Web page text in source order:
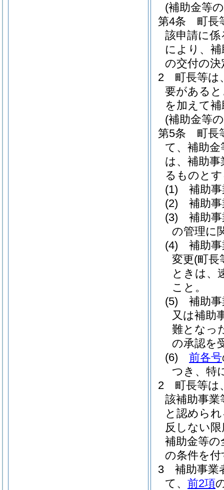
(補助金等
第4条
町長
該申請に
により、
の交付の決
2
町長等は
要がある
を加えて
(補助金等
第5条
町長
て、補助
は、補助
るものと
(1)
補助
(2)
補助
(3)
補助
の管理に
(4)
補助
変更(町長
ときは、
こと。
(5)
補助
又は補助
難となっ
の承認を
(6)
前各号
つき、特
2
町長等は
該補助事業
と認めら
反しない
補助金等
の条件を
3
補助事業
て、 前2項